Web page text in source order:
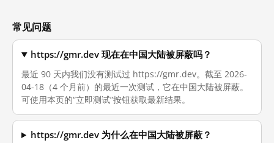
常见问题
https://gmr.dev 现在在中国大陆被屏蔽吗？
最近 90 天内我们没有测试过 https://gmr.dev。截至 2026-
04-18（4 个月前）的最近一次测试，它在中国大陆被屏蔽。
可使用本页的“立即测试”按钮获取最新结果。
https://gmr.dev 为什么在中国大陆被屏蔽？